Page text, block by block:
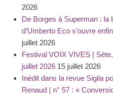
2026
De Borges à Superman : la
d’Umberto Eco s’ouvre
juillet 2026
Festival VOIX VIVES |
juillet 2026 15 juillet 2026
Inédit dans la revue Sigila
Renaud | n° 57 : «